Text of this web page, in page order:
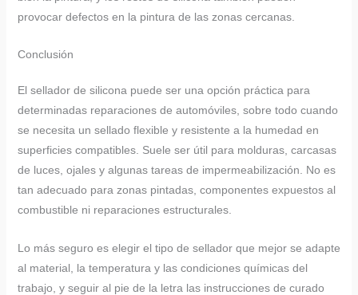
provocar defectos en la pintura de las zonas cercanas.
Conclusión
El sellador de silicona puede ser una opción práctica para
determinadas reparaciones de automóviles, sobre todo cuando
se necesita un sellado flexible y resistente a la humedad en
superficies compatibles. Suele ser útil para molduras, carcasas
de luces, ojales y algunas tareas de impermeabilización. No es
tan adecuado para zonas pintadas, componentes expuestos al
combustible ni reparaciones estructurales.
Lo más seguro es elegir el tipo de sellador que mejor se adapte
al material, la temperatura y las condiciones químicas del
trabajo, y seguir al pie de la letra las instrucciones de curado